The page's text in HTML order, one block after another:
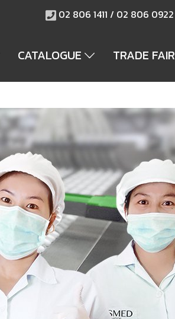
02 806 1411 / 02 806 0922
CATALOGUE TRADE FAIR